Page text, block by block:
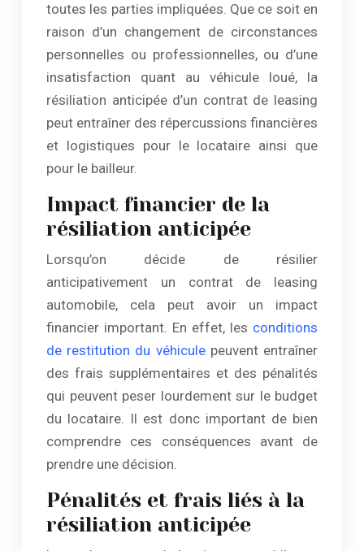
toutes les parties impliquées. Que ce soit en
raison d’un changement de circonstances
personnelles ou professionnelles, ou d’une
insatisfaction quant au véhicule loué, la
résiliation anticipée d’un contrat de leasing
peut entraîner des répercussions financières
et logistiques pour le locataire ainsi que
pour le bailleur.
Impact financier de la
résiliation anticipée
Lorsqu’on décide de résilier
anticipativement un contrat de leasing
automobile, cela peut avoir un impact
financier important. En effet, les conditions
de restitution du véhiculepeuvent entraîner
des frais supplémentaires et des pénalités
qui peuvent peser lourdement sur le budget
du locataire. Il est donc important de bien
comprendre ces conséquences avant de
prendre une décision.
Pénalités et frais liés à la
résiliation anticipée